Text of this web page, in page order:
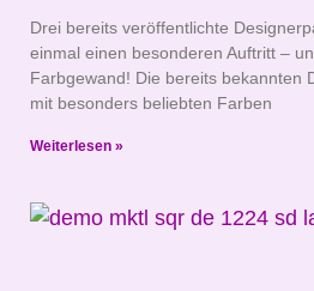
Drei bereits veröffentlichte
einmal einen besonderen Auftritt –
Farbgewand! Die bereits bekannten
mit besonders beliebten Farben
Weiterlesen »